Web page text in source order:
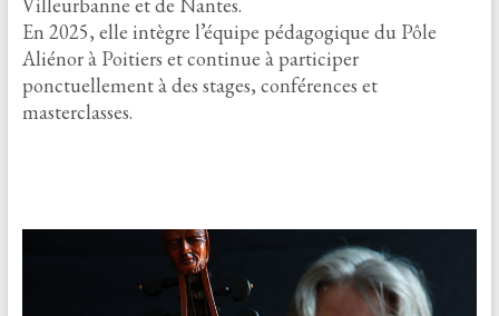
En 2025, elle intègre l’équipe pédagogique du Pôle
Aliénor à Poitiers et continue à participer
ponctuellement à des stages, conférences et
masterclasses.